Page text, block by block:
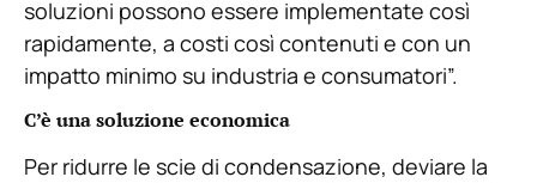
soluzioni possono essere implementate così
rapidamente, a costi così contenuti e con un
impatto minimo su industria e consumatori”.
C’è una soluzione economica
Per ridurre le scie di condensazione, deviare la